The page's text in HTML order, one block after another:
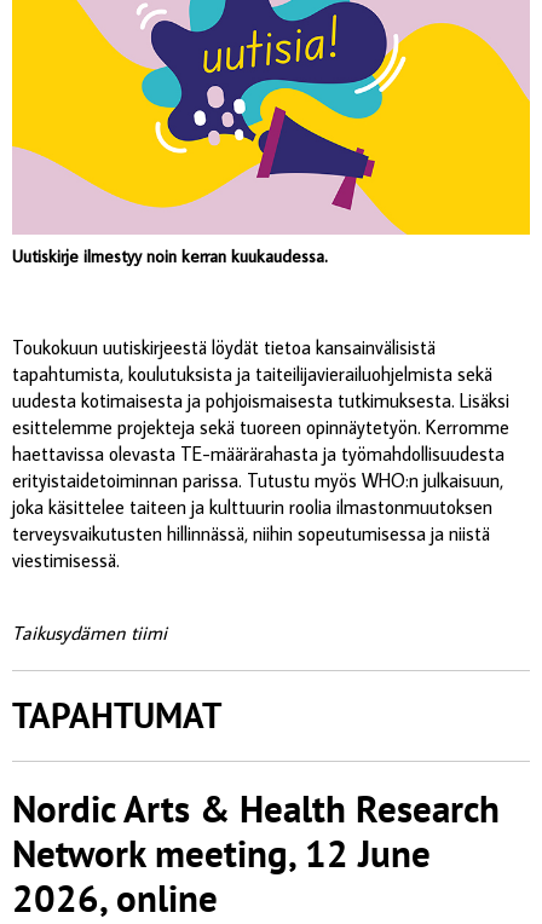
Uutiskirje ilmestyy noin kerran kuukaudessa.
Toukokuun uutiskirjeestä löydät tietoa kansainvälisistä
tapahtumista, koulutuksista ja taiteilijavierailuohjelmista sekä
uudesta kotimaisesta ja pohjoismaisesta tutkimuksesta. Lisäksi
esittelemme projekteja sekä tuoreen opinnäytetyön. Kerromme
haettavissa olevasta TE-määrärahasta ja työmahdollisuudesta
erityistaidetoiminnan parissa. Tutustu myös WHO:n julkaisuun,
joka käsittelee taiteen ja kulttuurin roolia ilmastonmuutoksen
terveysvaikutusten hillinnässä, niihin sopeutumisessa ja niistä
viestimisessä.
Taikusydämen tiimi
TAPAHTUMAT
Nordic Arts & Health Research
Network meeting, 12 June
2026, online